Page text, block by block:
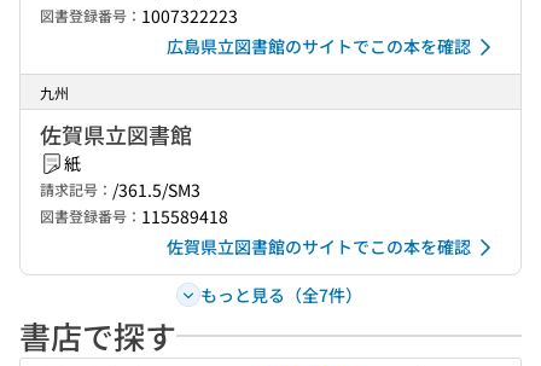
図書登録番号： 1007322223
広島県立図書館のサイトでこの本を確認
九州
佐賀県立図書館
紙
請求記号： /361.5/SM3
図書登録番号： 115589418
佐賀県立図書館のサイトでこの本を確認
もっと見る（全7件）
書店で探す